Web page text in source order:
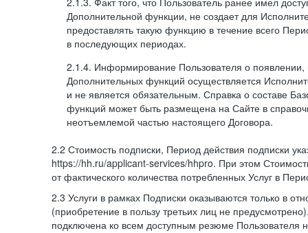
Дополнительной функции, не создает для
предоставлять такую функцию в течение всего
в последующих периодах.
2.1.4. Информирование Пользователя о
Дополнительных функций осуществляется
и не является обязательным. Справка о составе
функций может быть размещена на Сайте в
неотъемлемой частью настоящего Договора.
2.2 Стоимость подписки, Период действия подписки
https://hh.ru/applicant-services/hhpro. При этом
от фактического количества потребленных Услуг в
2.3 Услуги в рамках Подписки оказываются только в
(приобретение в пользу третьих лиц не
подключена ко всем доступным резюме Пользователя